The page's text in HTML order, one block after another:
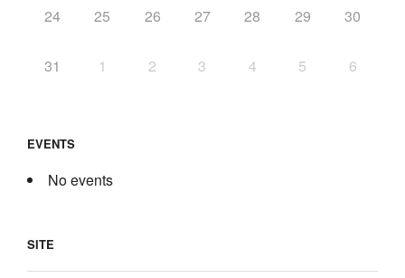
24 25 26 27 28 29 30
31 1 2 3 4 5 6
EVENTS
No events
SITE